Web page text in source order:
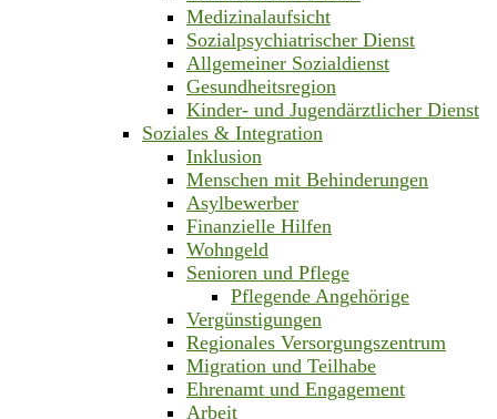
Medizinalaufsicht
Sozialpsychiatrischer Dienst
Allgemeiner Sozialdienst
Gesundheitsregion
Kinder- und Jugendärztlicher Dienst
Soziales & Integration
Inklusion
Menschen mit Behinderungen
Asylbewerber
Finanzielle Hilfen
Wohngeld
Senioren und Pflege
Pflegende Angehörige
Vergünstigungen
Regionales Versorgungszentrum
Migration und Teilhabe
Ehrenamt und Engagement
Arbeit